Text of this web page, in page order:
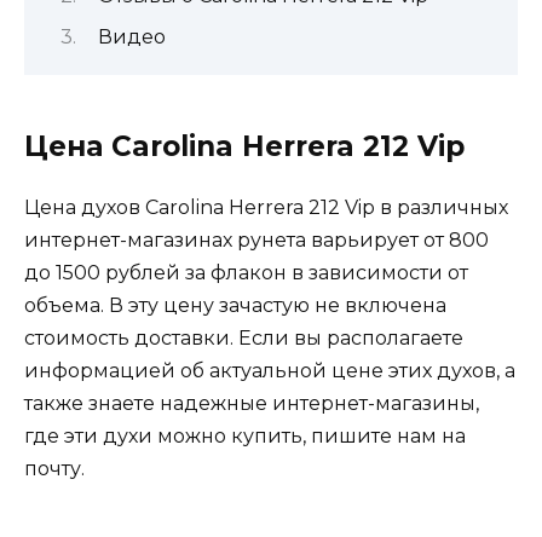
Видео
Цена Carolina Herrera 212 Vip
Цена духов Carolina Herrera 212 Vip в различных
интернет-магазинах рунета варьирует от 800
до 1500 рублей за флакон в зависимости от
объема. В эту цену зачастую не включена
стоимость доставки. Если вы располагаете
информацией об актуальной цене этих духов, а
также знаете надежные интернет-магазины,
где эти духи можно купить, пишите нам на
почту.